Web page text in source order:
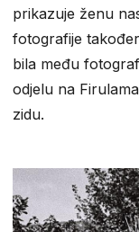
prikazuje ženu
fotografije
bila među
odjelu na
zidu.